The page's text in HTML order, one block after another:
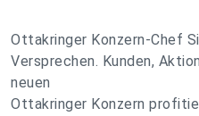
Ottakringer Konzern-Chef
Versprechen. Kunden,
neuen
Ottakringer Konzern